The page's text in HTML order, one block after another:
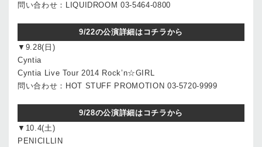
問い合わせ：LIQUIDROOM 03-5464-0800
9/22の公演詳細はコチラから
▼9.28(日)
Cyntia
Cyntia Live Tour 2014 Rock’n☆GIRL
問い合わせ：HOT STUFF PROMOTION 03-5720-9999
9/28の公演詳細はコチラから
▼10.4(土)
PENICILLIN